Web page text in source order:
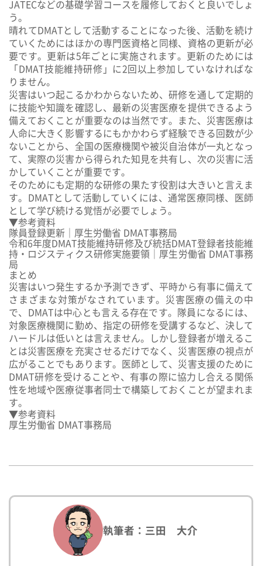
JATECなどの基礎学習コースを履修しておく と良いでしょ
う。
晴れてDMATとして活動することになった後、活動を続け
ていくためにはほかの専門医資格と同様、 資格の更新が必
要です。更新は5年ごと に実施されます。更新のためには
「DMAT技能維持研修」に2回以上参加 していなければな
りません。
災害はいつ起こるかわからないため、研修を通して定期的
に技能や知識を確認し、最新の災害医療を提供できるよう
備えておく ことが重要なのは当然です。また、災害医療は
人命に大きく影響するにもかかわらず経験できる回数が少
ないことから、全国の医療機関や被災自治体が一丸となっ
て、実際の災害から得られた知見を共有し、次の災害に活
かしていくことが重要です。
そのためにも定期的な研修の果たす役割は大きいと言えま
す。DMATとして活動していくには、通常医療同様、医師
として学び続ける覚悟が必要でしょう。
▼参考資料
隊員登録更新｜厚生労働省 DMAT事務局
令和6年度DMAT技能維持研修及び統括DMAT登録者技能維
持・ロジスティクス研修実施要領｜厚生労働省 DMAT事務
局
まとめ
災害はいつ発生するか予測できず、平時から有事に備えて
さまざまな対策がなされています。災害医療の備えの中
で、DMATは中心とも言える存在です。隊員になるには、
対象医療機関に勤め、指定の研修を受講するなど、決して
ハードルは低いとは言えません。しかし登録者が増えるこ
とは災害医療を充実させるだけでなく、災害医療の視点が
広がることでもあります。医師として、災害支援のために
DMAT研修を受けることや、有事の際に協力し合える関係
性を地域や医療従事者同士で構築しておくことが望まれま
す。
▼参考資料
厚生労働省 DMAT事務局
執筆者：三田 大介